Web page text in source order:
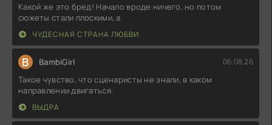
Какой же это бред! Начало вроде ничего, но потом
сюжеты стали плоскими, а
ЧУДЕСНАЯ СТРАНА ЛЮБВИ
B BambiGirl 06.08.26
Такое чувство, что сценаристы не знали, в каком
направлении двигаться.
ВЫДРА